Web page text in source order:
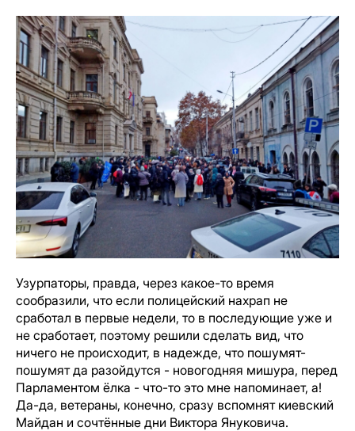
Узурпаторы, правда, через какое-то время
сообразили, что если полицейский нахрап не
сработал в первые недели, то в последующие уже и
не сработает, поэтому решили сделать вид, что
ничего не происходит, в надежде, что пошумят-
пошумят да разойдутся - новогодняя мишура, перед
Парламентом ёлка - что-то это мне напоминает, а!
Да-да, ветераны, конечно, сразу вспомнят киевский
Майдан и сочтённые дни Виктора Януковича.